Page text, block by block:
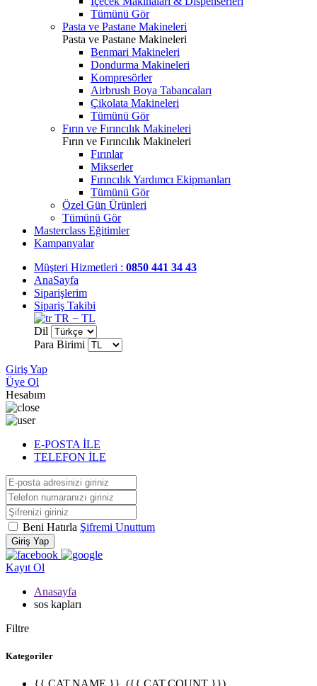
Tümünü Gör
Pasta ve Pastane Makineleri
Pasta ve Pastane Makineleri
Benmari Makineleri
Dondurma Makineleri
Kompresörler
Airbrush Boya Tabancaları
Çikolata Makineleri
Tümünü Gör
Fırın ve Fırıncılık Makineleri
Fırın ve Fırıncılık Makineleri
Fırınlar
Mikserler
Fırıncılık Yardımcı Ekipmanları
Tümünü Gör
Özel Gün Ürünleri
Tümünü Gör
Masterclass Eğitimler
Kampanyalar
Müşteri Hizmetleri : 0850 441 34 43
AnaSayfa
Siparişlerim
Sipariş Takibi
TR − TL
Dil
Para Birimi
Giriş Yap
Üye Ol
Hesabım
E-POSTA İLE
TELEFON İLE
Beni Hatırla Şifremi Unuttum
Giriş Yap
Kayıt Ol
Anasayfa
sos kapları
Filtre
Kategoriler